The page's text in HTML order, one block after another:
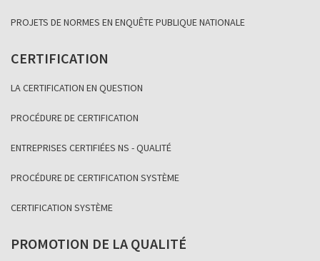
PROJETS DE NORMES EN ENQUÊTE PUBLIQUE NATIONALE
CERTIFICATION
LA CERTIFICATION EN QUESTION
PROCÉDURE DE CERTIFICATION
ENTREPRISES CERTIFIÉES NS - QUALITÉ
PROCÉDURE DE CERTIFICATION SYSTÈME
CERTIFICATION SYSTÈME
PROMOTION DE LA QUALITÉ